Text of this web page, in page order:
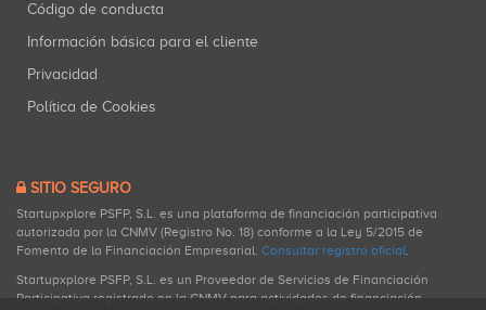
Código de conducta
Información básica para el cliente
Privacidad
Política de Cookies
SITIO SEGURO
Startupxplore PSFP, S.L. es una plataforma de financiación participativa
autorizada por la CNMV (Registro No. 18) conforme a la Ley 5/2015 de
Fomento de la Financiación Empresarial. Consultar registro oficial.
Startupxplore PSFP, S.L. es un Proveedor de Servicios de Financiación
Participativa registrado en la CNMV para actividades de financiación